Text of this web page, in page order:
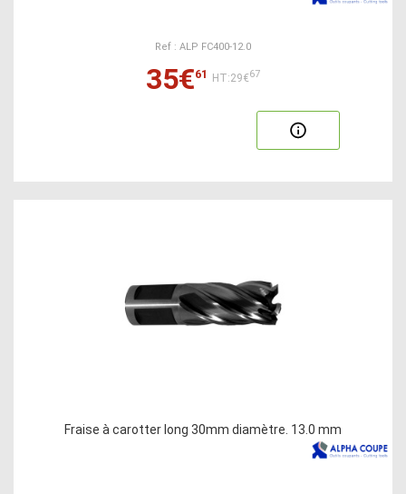
Ref : ALP FC400-12.0
35€61 HT:29€67
Fraise à carotter long 30mm diamètre. 13.0 mm